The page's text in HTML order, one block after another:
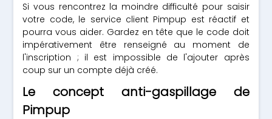
Si vous rencontrez la moindre difficulté pour saisir
votre code, le service client Pimpup est réactif et
pourra vous aider. Gardez en tête que le code doit
impérativement être renseigné au moment de
l'inscription ; il est impossible de l'ajouter après
coup sur un compte déjà créé.
Le concept anti-gaspillage de
Pimpup